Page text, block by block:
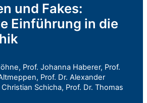
und Fakes:
Einführung in die
Prof. Johanna Haberer, Prof.
Prof. Dr. Alexander
Schicha, Prof. Dr. Thomas